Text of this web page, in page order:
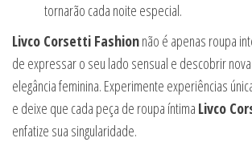
tornarão cada noite especial.
Livco Corsetti Fashionnão é apenas roupa
de expressar o seu lado sensual e descobrir
elegância feminina. Experimente experiências
e deixe que cada peça de roupa íntima Livco
enfatize sua singularidade.